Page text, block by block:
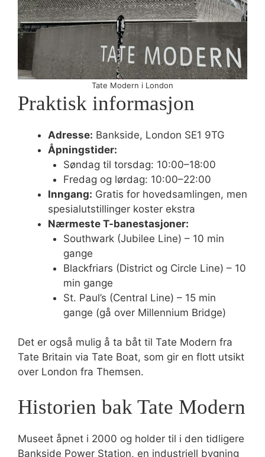
Tate Modern i London
Praktisk informasjon
Adresse: Bankside, London SE1 9TG
Åpningstider:
Søndag til torsdag: 10:00–18:00
Fredag og lørdag: 10:00–22:00
Inngang: Gratis for hovedsamlingen, men
spesialutstillinger koster ekstra
Nærmeste T-banestasjoner:
Southwark (Jubilee Line) – 10 min
gange
Blackfriars (District og Circle Line) – 10
min gange
St. Paul’s (Central Line) – 15 min
gange (gå over Millennium Bridge)
Det er også mulig å ta båt til Tate Modern fra
Tate Britain via Tate Boat, som gir en flott utsikt
over London fra Themsen.
Historien bak Tate Modern
Museet åpnet i 2000 og holder til i den tidligere
Bankside Power Station, en industriell bygning